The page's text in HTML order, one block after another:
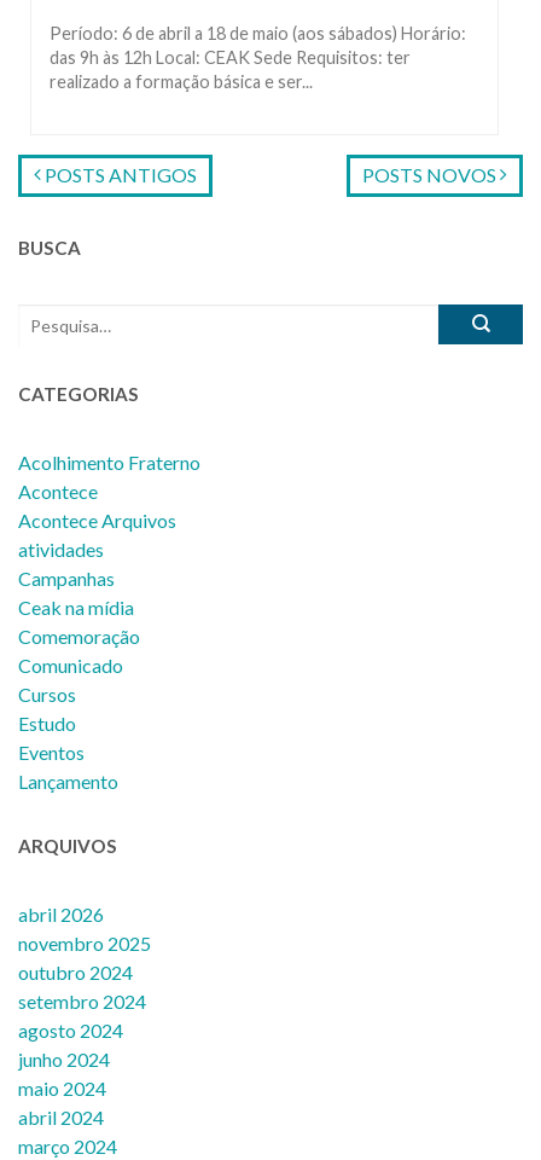
Período: 6 de abril a 18 de maio (aos sábados) Horário:
das 9h às 12h Local: CEAK Sede Requisitos: ter
realizado a formação básica e ser...
POSTS ANTIGOS POSTS NOVOS
BUSCA
CATEGORIAS
Acolhimento Fraterno
Acontece
Acontece Arquivos
atividades
Campanhas
Ceak na mídia
Comemoração
Comunicado
Cursos
Estudo
Eventos
Lançamento
ARQUIVOS
abril 2026
novembro 2025
outubro 2024
setembro 2024
agosto 2024
junho 2024
maio 2024
abril 2024
março 2024